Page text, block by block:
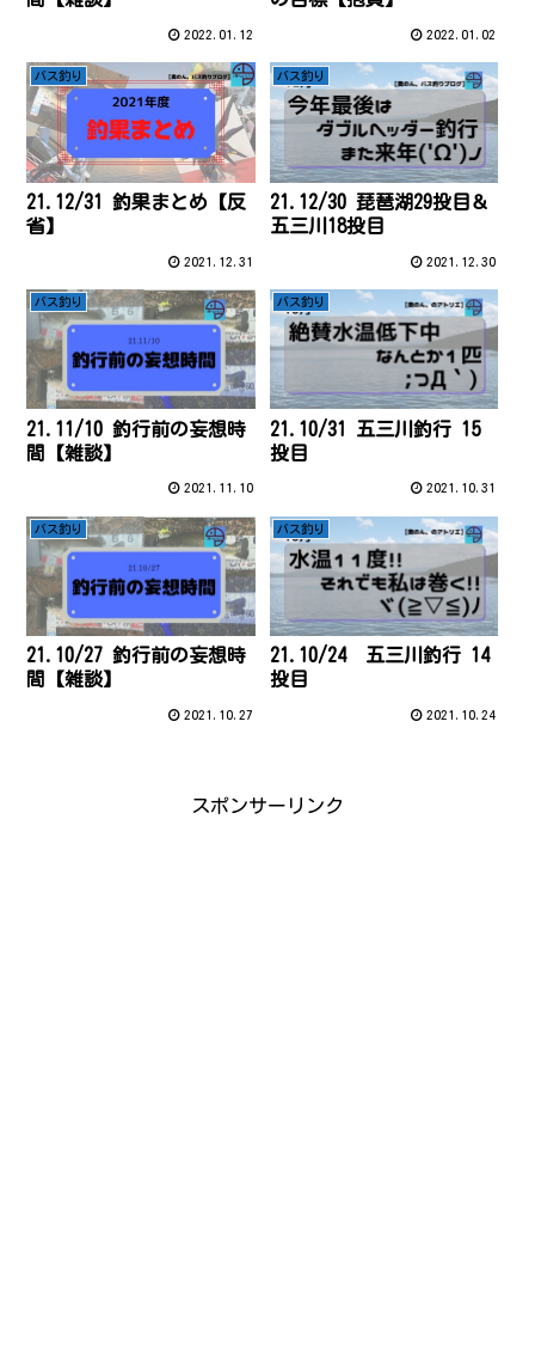
2022.01.12 2022.01.02
バス釣り
21.12/31 釣果まとめ【反
省】
2021.12.31
バス釣り
21.12/30 琵琶湖29投目＆
五三川18投目
2021.12.30
バス釣り
21.11/10 釣行前の妄想時
間【雑談】
2021.11.10
バス釣り
21.10/31 五三川釣行 15
投目
2021.10.31
バス釣り
21.10/27 釣行前の妄想時
間【雑談】
2021.10.27
バス釣り
21.10/24 五三川釣行 14
投目
2021.10.24
スポンサーリンク